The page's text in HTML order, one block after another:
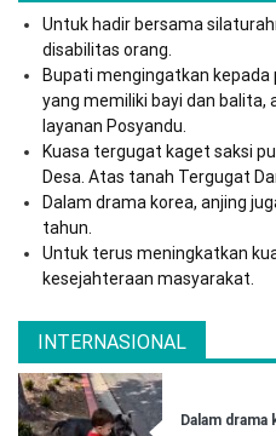
Untuk hadir bersama
disabilitas orang.
Bupati mengingatkan kepada
yang memiliki bayi dan
layanan Posyandu.
Kuasa tergugat kaget saksi
Desa. Atas tanah Tergugat
Dalam drama korea, anjing
tahun.
Untuk terus meningkatkan
kesejahteraan masyarakat.
INTERNASIONAL
Dalam drama